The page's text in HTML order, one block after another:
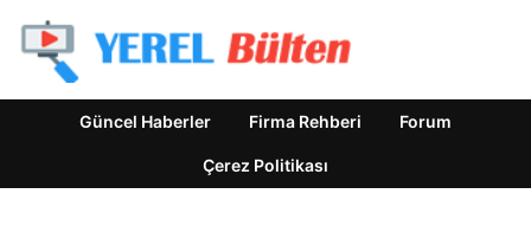
Güncel Haberler Firma Rehberi Forum
Çerez Politikası